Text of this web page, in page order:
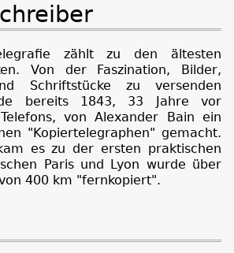
zählt zu den ältesten
Von der Faszination, Bilder,
Schriftstücke zu versenden
bereits 1843, 33 Jahre vor
von Alexander Bain ein
"Kopiertelegraphen" gemacht.
es zu der ersten praktischen
Paris und Lyon wurde über
400 km "fernkopiert".